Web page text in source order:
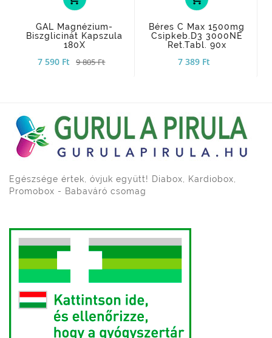
GAL Magnézium-
Biszglicinát Kapszula
180X
7 590 Ft 9 805 Ft
Béres C Max 1500mg
Csipkeb.D3 3000NE
Ret.tabl. 90x
7 389 Ft
Egészsége értek, óvjuk együtt! Diabox, Kardiobox,
Promobox - Babaváró csomag